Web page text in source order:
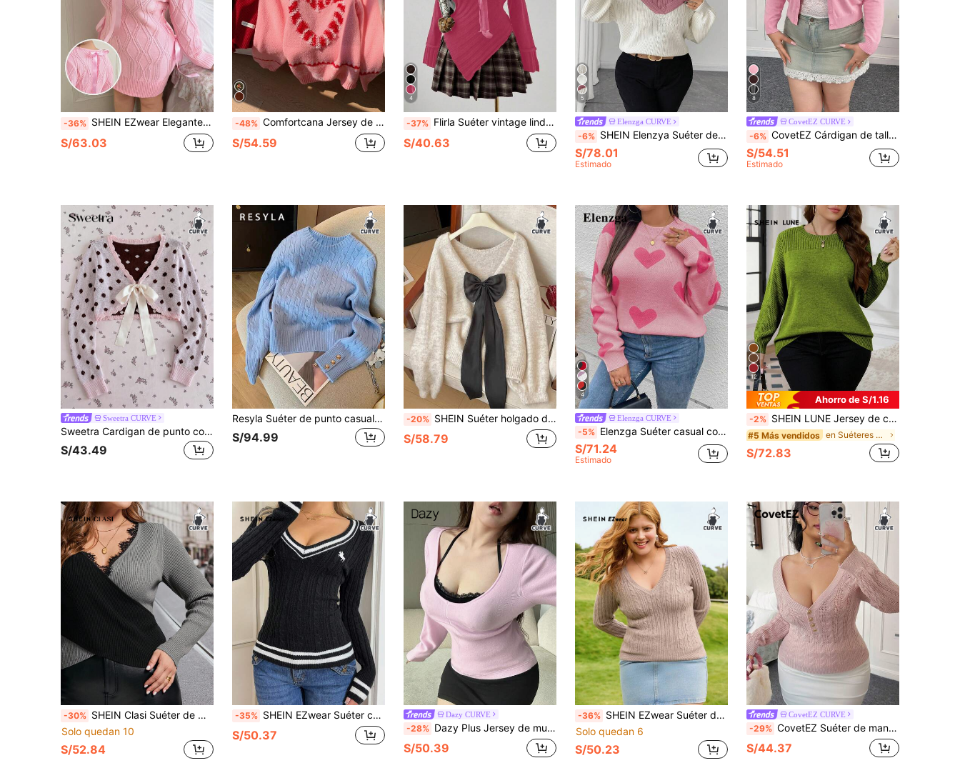
-36% SHEIN EZwear Elegante y de moda suéter de punto largo de rombos en color rosa, ropa de mujer, suéteres rosas, suéter de primavera, cárdigan rosa para mujer
S/63.03
-48% Comfortcana Jersey de punto jacquard con diseño de corazón de moda en color rosa, jersey casual y dulce para uso diario y versátil, otoño/invierno
S/54.59
4
-37% Flirla Suéter vintage lindo de punto grueso con dobladillo asimétrico, hombros descubiertos y lazo
S/40.63
5
Elenzga CURVE
-6% SHEIN Elenzya Suéter de mujer de 2 en 1 con hombros descubiertos y contraste de color
S/78.01
Estimado
8
CovetEZ CURVE
-6% CovetEZ Cárdigan de talla grande con botones y cuello en V profundo, unicolor, sexy, para otoño/invierno
S/54.51
Estimado
Sweetra CURVE
Sweetra Cardigan de punto con lazo delantero estilo vintage dulce con lunares para mujer talla grande, adecuado para atuendos de primavera, verano y otoño, adecuado para atuendos de uso diario, adecuado para atuendos de vacaciones, cardigan de punto con lunares redondos rosa vintage
S/43.49
Resyla Suéter de punto casual de cuello redondo y manga larga para mujer de talla grande, otoño/invierno
S/94.99
-20% SHEIN Suéter holgado de punto con cuello en V y manga larga, con lazo, cómodo y de corte suelto para mujer
S/58.79
4
Elenzga CURVE
-5% Elenzga Suéter casual con estampado de corazón para talla grande, otoño/invierno
S/71.24
Estimado
12
Ahorro de S/1.16
-2% SHEIN LUNE Jersey de cuello redondo de unicolor talla grande, informal para otoño/invierno
#5 Más vendidos en Suéteres de talla grande
S/72.83
-30% SHEIN Clasi Suéter de mujer de talla grande con cuello en V de manga larga, de color contrastante, versátil, clásico y cómodo. Suéter de punto para mujer, suéter negro, tops de punto para mujer, suéter de dos tonos para otoño/invierno
Solo quedan 10
S/52.84
-35% SHEIN EZwear Suéter casual de manga larga con cuello en V a rayas y patrón de caballero para mujer de talla grande en otoño/invierno
S/50.37
Dazy CURVE
-28% Dazy Plus Jersey de mujer de talla grande con cuello en V, de color liso y ajustado, color rosa, para otoño/invierno
S/50.39
-36% SHEIN EZwear Suéter de cuello alto vintage de talla grande con tejido de cable, para otoño/invierno
Solo quedan 6
S/50.23
CovetEZ CURVE
-29% CovetEZ Suéter de manga larga ajustado con cuello en V profundo de unicolor para tallas grandes en otoño/invierno
S/44.37